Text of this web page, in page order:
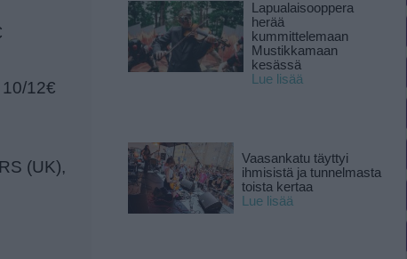
12€
(UK),
Lapualaisooppera
herää
kummittelemaan
Mustikkamaan
kesässä
Lue lisää
Vaasankatu täyttyi
ihmisistä ja tunnelmasta
toista kertaa
Lue lisää